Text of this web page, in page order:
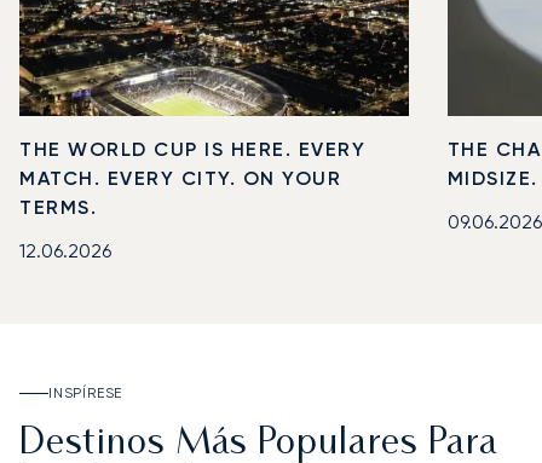
THE WORLD CUP IS HERE. EVERY
MATCH. EVERY CITY. ON YOUR
TERMS.
12.06.2026
THE
09.06.2026
INSPÍRESE
Destinos Más Populares Para